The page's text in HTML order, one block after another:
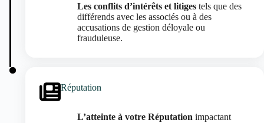
Les conflits d’intérêts et litiges tels que des
différends avec les associés ou à des
accusations de gestion déloyale ou
frauduleuse.
Réputation
L’atteinte à votre Réputation impactant